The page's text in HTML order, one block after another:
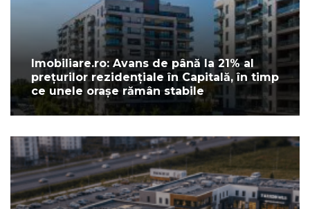
Imobiliare.ro: Avans de până la 21% al
prețurilor rezidențiale în Capitală, în timp
ce unele orașe rămân stabile